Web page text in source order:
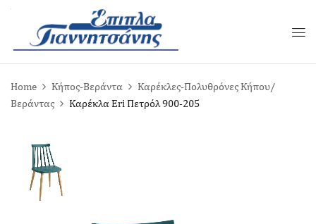
Home Κήπος-Βεράντα
Καρέκλες-Πολυθρόνες Κήπου/
Βεράντας
Καρέκλα Eri Πετρόλ 900-205